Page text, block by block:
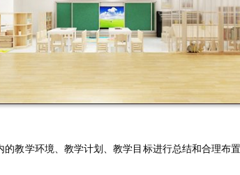
的教学环境、教学计划、教学目标进行总结和合理布